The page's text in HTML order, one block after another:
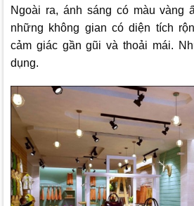
Ngoài ra, ánh sáng có màu vàng
những không gian có diện tích
cảm giác gần gũi và thoải mái.
dụng.